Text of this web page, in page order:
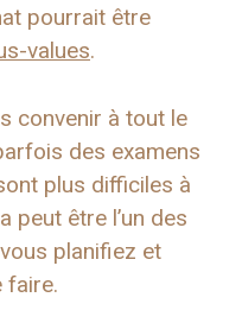
pourrait être
values.
convenir à tout le
des examens
plus difficiles à
peut être l’un des
planifiez et
faire.